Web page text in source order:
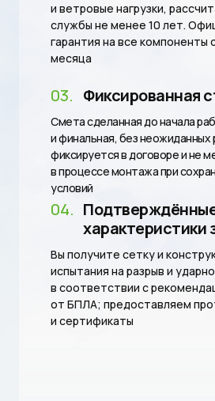
04.
03.
характеристики
Вы получите сетку и
испытания на разрыв и
в соответствии с
от БПЛА; предоставляем
и сертификаты​
Смета сделанная до начала
и финальная, без
фиксируется в договоре и не
в процессе монтажа при
условий
Фиксированная
и ветровые нагрузки,
службы не менее 10 лет.
гарантия на все компоненты
месяца